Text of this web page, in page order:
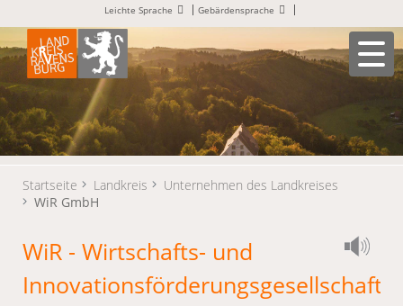
Leichte Sprache Gebärdensprache
Startseite Landkreis
Unternehmen des Landkreises
WiR GmbH
WiR - Wirtschafts- und
Innovationsförderungsgesellschaft